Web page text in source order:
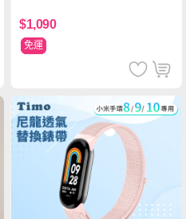
$1,090
免運